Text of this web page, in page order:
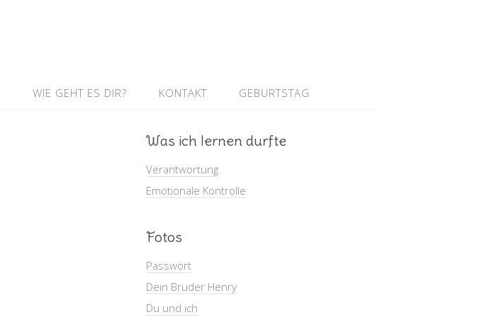
WIE GEHT ES DIR? KONTAKT GEBURTSTAG
Was ich lernen durfte
Verantwortung
Emotionale Kontrolle
Fotos
Passwort
Dein Bruder Henry
Du und ich